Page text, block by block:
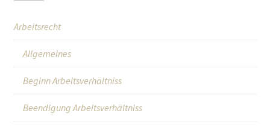
Arbeitsrecht
Allgemeines
Beginn Arbeitsverhältniss
Beendigung Arbeitsverhältniss